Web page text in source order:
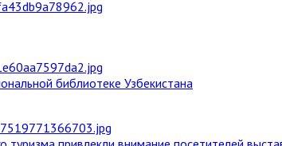
библиотеке Узбекистана